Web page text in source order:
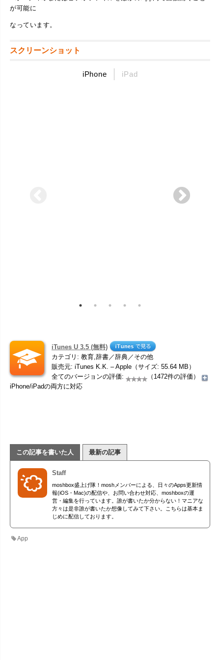
が可能に
なっています。
スクリーンショット
iPhone iPad
iTunes U 3.5 (無料)
カテゴリ: 教育,辞書／辞典／その他
販売元: iTunes K.K. – Apple（サイズ: 55.64 MB）
全てのバージョンの評価:
（1472件の評価）
iPhone/iPadの両方に対応
この記事を書いた人 最新の記事
Staff
moshbox盛上げ隊！moshメンバーによる、日々のApps更新情
報(iOS・Mac)の配信や、お問い合わせ対応、moshboxの運
営・編集を行っています。誰が書いたか分からない！マニアな
方々は是非誰が書いたか想像してみて下さい。こちらは基本ま
じめに配信しております。
App